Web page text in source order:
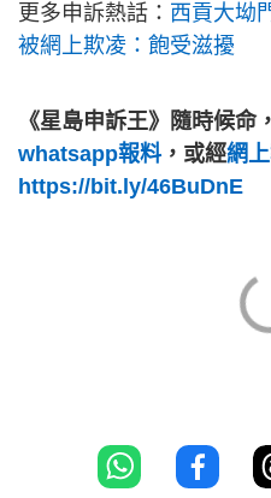
更多申訴熱話： 西貢大坳
被網上欺凌：飽受滋擾
《星島申訴王》隨時候
whatsapp報料，或經網
https://bit.ly/46BuDnE